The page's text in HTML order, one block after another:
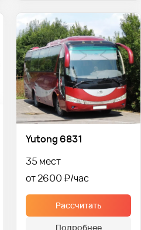
Yutong 6831
35 мест
от 2600 ₽
Рассчитать
Подробнее